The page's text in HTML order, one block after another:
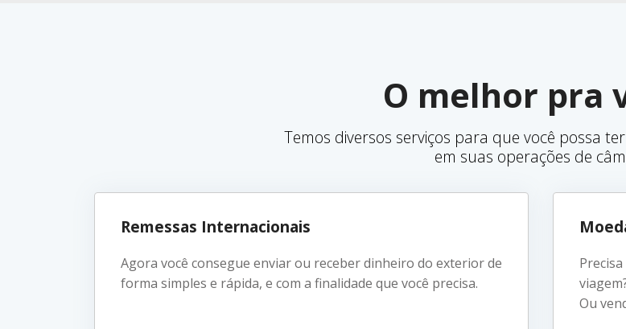
O melhor pra
Temos diversos serviços para que você possa
em suas operações de
Remessas Internacionais
Agora você consegue enviar ou receber dinheiro do exterior de
forma simples e rápida, e com a finalidade que você precisa.
Ou